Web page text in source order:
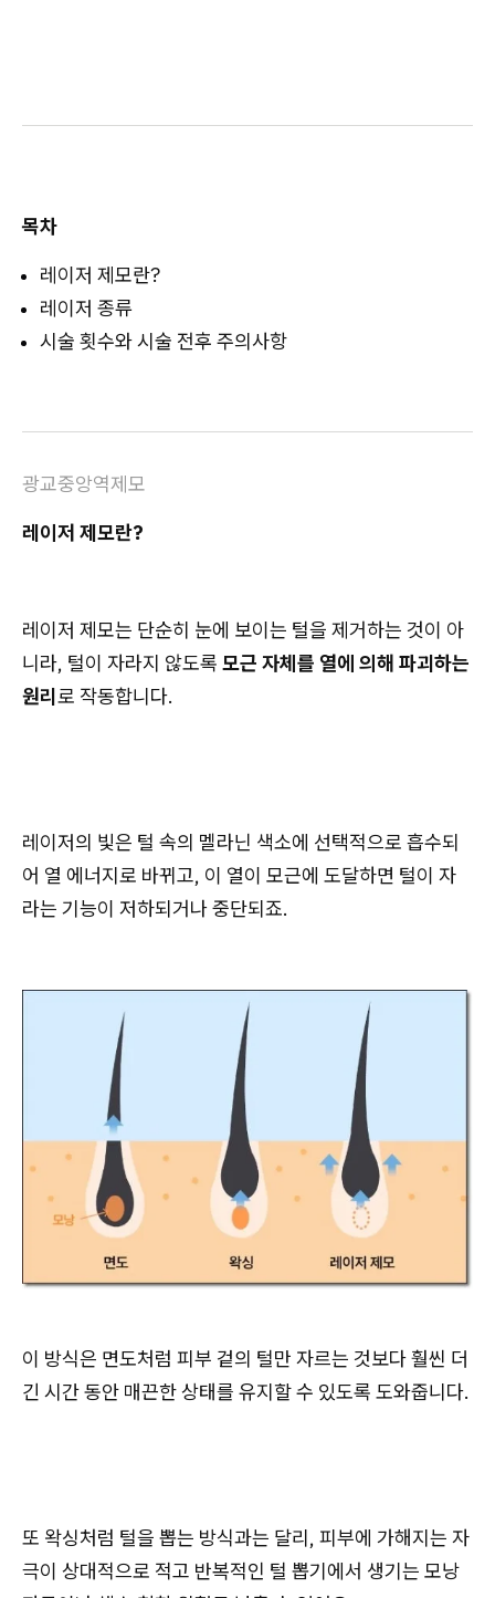
목차
레이저 제모란?
레이저 종류
시술 횟수와 시술 전후 주의사항
광교중앙역제모
레이저 제모란?
레이저 제모는 단순히 눈에 보이는 털을 제거하는 것이 아
니라, 털이 자라지 않도록 모근 자체를 열에 의해 파괴하는
원리로 작동합니다.
레이저의 빛은 털 속의 멜라닌 색소에 선택적으로 흡수되
어 열 에너지로 바뀌고, 이 열이 모근에 도달하면 털이 자
라는 기능이 저하되거나 중단되죠.
이 방식은 면도처럼 피부 겉의 털만 자르는 것보다 훨씬 더
긴 시간 동안 매끈한 상태를 유지할 수 있도록 도와줍니다.
또 왁싱처럼 털을 뽑는 방식과는 달리, 피부에 가해지는 자
극이 상대적으로 적고 반복적인 털 뽑기에서 생기는 모낭